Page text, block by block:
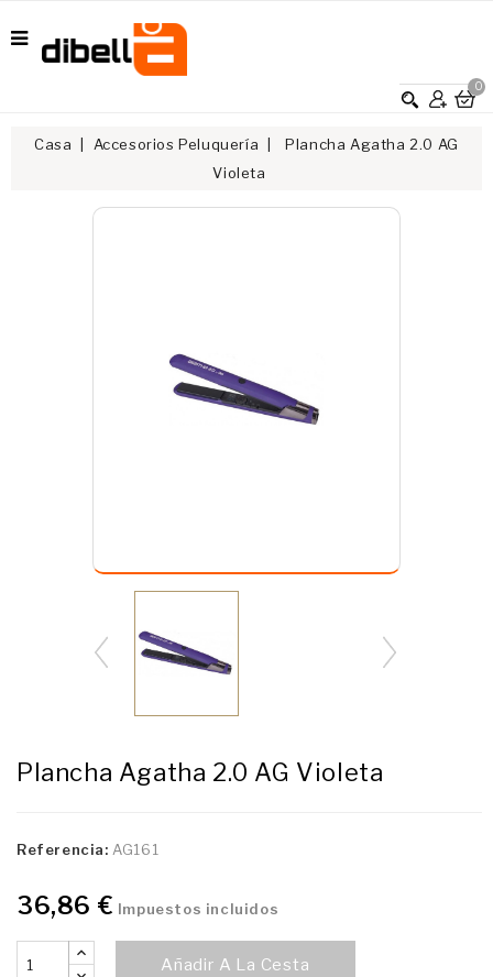
0
Casa Accesorios Peluquería
Plancha Agatha 2.0 AG
Violeta
Plancha Agatha 2.0 AG Violeta
Referencia: AG161
36,86 € Impuestos incluidos
Añadir A La Cesta